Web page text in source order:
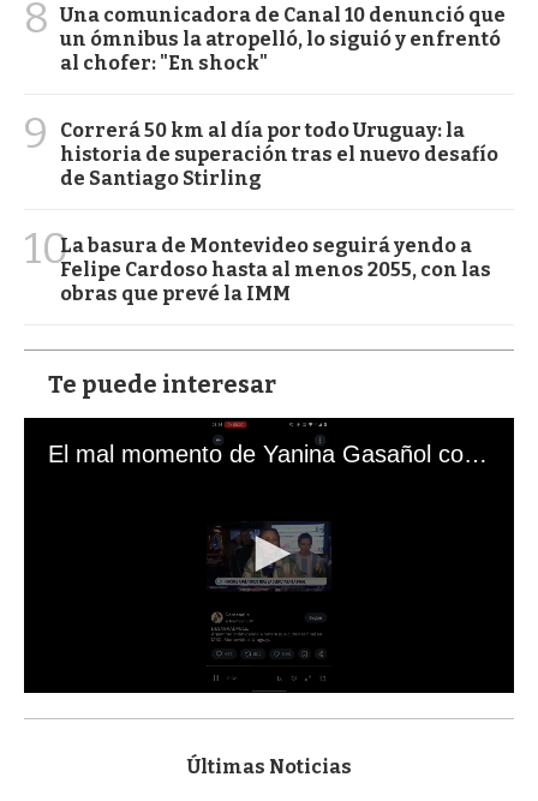
8 Una comunicadora de Canal 10 denunció que
un ómnibus la atropelló, lo siguió y enfrentó
al chofer: "En shock"
9
Correrá 50 km al día por todo Uruguay: la
historia de superación tras el nuevo desafío
de Santiago Stirling
10La basura de Montevideo seguirá yendo a
Felipe Cardoso hasta al menos 2055, con las
obras que prevé la IMM
Te puede interesar
El mal momento de Yanina Gasañol con un hincha argentino en "Subrayado"
s
Últimas Noticias